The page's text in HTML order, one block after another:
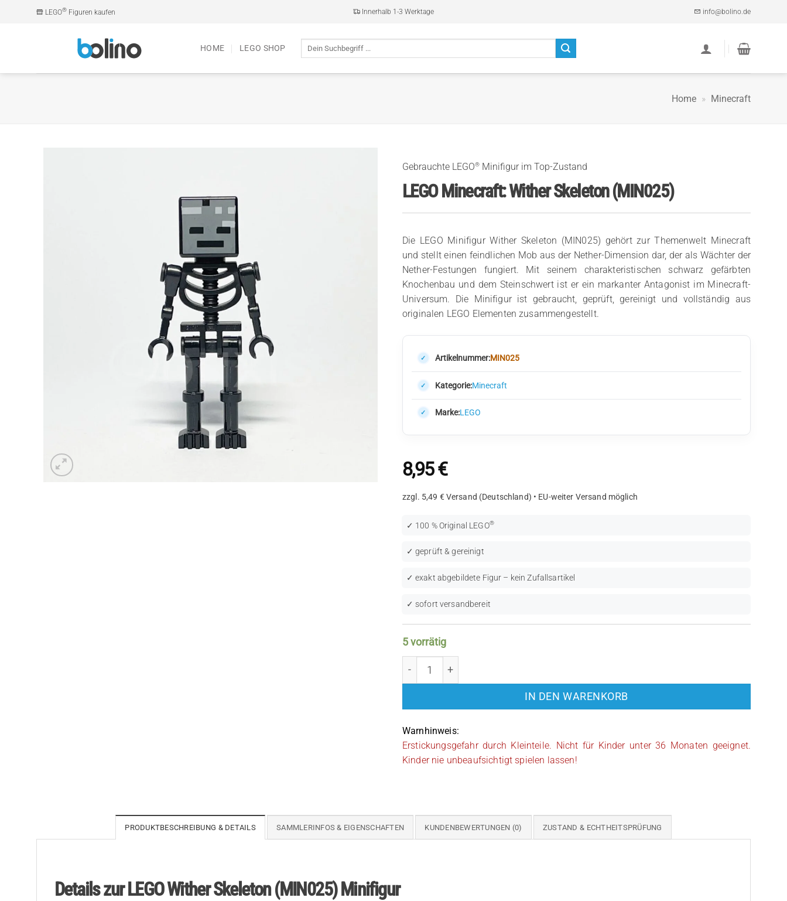
LEGO® Figuren kaufen Innerhalb 1-3 Werktage info@bolino.de
HOME LEGO SHOP
Suche
Home » Minecraft
Gebrauchte LEGO® Minifigur im Top-Zustand
LEGO Minecraft: Wither Skeleton (MIN025)
Die LEGO Minifigur Wither Skeleton (MIN025) gehört zur Themenwelt Minecraft
und stellt einen feindlichen Mob aus der Nether-Dimension dar, der als Wächter der
Nether-Festungen fungiert. Mit seinem charakteristischen schwarz gefärbten
Knochenbau und dem Steinschwert ist er ein markanter Antagonist im Minecraft-
Universum. Die Minifigur ist gebraucht, geprüft, gereinigt und vollständig aus
originalen LEGO Elementen zusammengestellt.
Artikelnummer:MIN025
Kategorie:Minecraft
Marke:LEGO
8,95€
zzgl. 5,49 € Versand (Deutschland) • EU-weiter Versand möglich
✓ 100 % Original LEGO®
✓ geprüft & gereinigt
✓ exakt abgebildete Figur – kein Zufallsartikel
✓ sofort versandbereit
5 vorrätig
IN DEN WARENKORB
Warnhinweis:
Erstickungsgefahr durch Kleinteile. Nicht für Kinder unter 36 Monaten geeignet.
Kinder nie unbeaufsichtigt spielen lassen!
PRODUKTBESCHREIBUNG & DETAILS SAMMLERINFOS & EIGENSCHAFTEN KUNDENBEWERTUNGEN (0) ZUSTAND & ECHTHEITSPRÜFUNG
Details zur LEGO Wither Skeleton (MIN025) Minifigur